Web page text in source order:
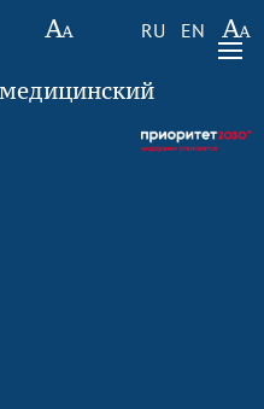
RU EN